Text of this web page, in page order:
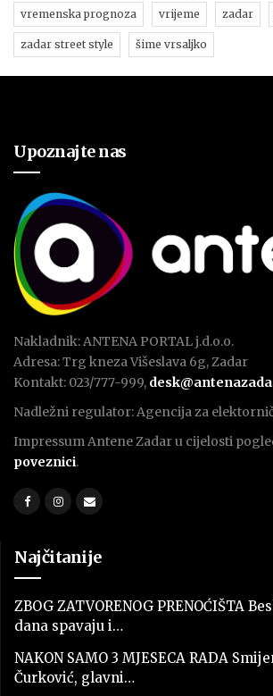
vremenska prognoza vrijeme zadar
zadar street style šime vrsaljko
Upoznajte nas
Nakladnik: ANTENA PORTAL j.d.o.o.
Adresa: Trg kneza Višeslava 6g, Zadar
Kontakt: 023/777-999,
Nadležni regulator: Agencija za
Impressum Antene Zadar u cijelosti
poveznici.
Najčitanije
ZBOG ZATVORENOG PRENOĆIŠTA
dana spavaju i…
NAKON SAMO 3 MJESECA RADA
Čurković, glavni…